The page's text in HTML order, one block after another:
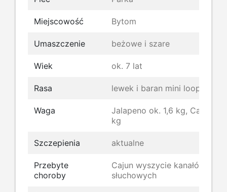
Miejscowość Bytom
Umaszczenie beżowe i szare
Wiek ok. 7 lat
Rasa lewek i baran mini loop
Waga
Jalapeno ok. 1,6 kg, Cajun ok.
kg
Szczepienia aktualne
Przebyte
choroby
Cajun wyszycie kanałów
słuchowych